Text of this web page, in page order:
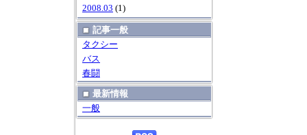
2008.03 (1)
記事一般
タクシー
バス
春闘
最新情報
一般